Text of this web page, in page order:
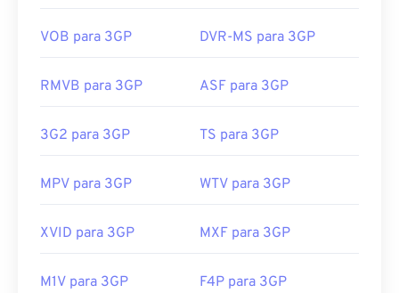
oferecem esse suporte. Um exemplo é o AutoGK
MP4.
Desenvolvido por:
Projeto de Parceria de 3ª
Geração (3GPP)
Lançamento inicial:
https://en.wikipedia.org/wiki/3GP_and_3G2
VOB para 3GP DVR-MS para 3GP
RMVB para 3GP ASF para 3GP
3G2 para 3GP TS para 3GP
MPV para 3GP WTV para 3GP
XVID para 3GP MXF para 3GP
M1V para 3GP F4P para 3GP